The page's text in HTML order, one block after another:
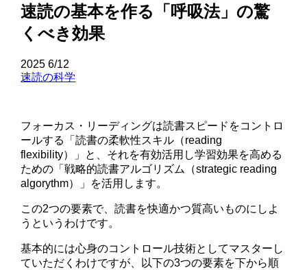
速読の基本を作る「呼吸法」の驚
くべき効果
2025 6/12
速読の科学
フォーカス・リーディングは読書スピードをコントロ
ールする「読書の柔軟性スキル（reading
flexibility）」と、それを有効活用し学習効果を高める
ための「戦略的読書アルゴリズム（strategic reading
algorythm）」を活用します。
この2つの要素で、読書を快適かつ質高いものにしよ
うというわけです。
基本的には心身のコントロール技術としてマスターし
ていただくわけですが、以下の3つの要素を下から順